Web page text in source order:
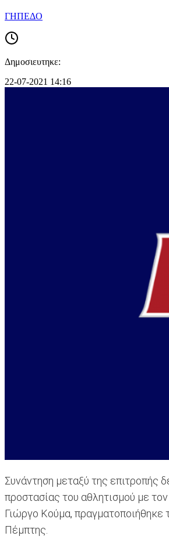
ΓΗΠΕΔΟ
Δημοσιευτηκε:
22-07-2021 14:16
Συνάντηση μεταξύ της επιτροπής
προστασίας του αθλητισμού με
Γιώργο Κούμα, πραγματοποιήθηκε
Πέμπτης.